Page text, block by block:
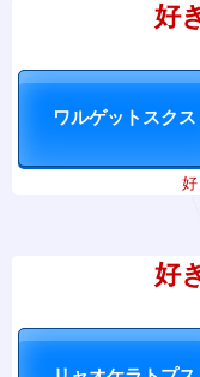
好
好
好